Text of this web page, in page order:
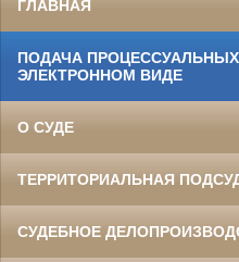
ГЛАВНАЯ
ПОДАЧА
ЭЛЕКТРОННОМ ВИДЕ
О СУДЕ
ТЕРРИТОРИАЛЬНАЯ
СУДЕБНОЕ